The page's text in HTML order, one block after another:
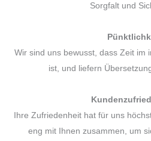
Sorgfalt und
Wir sind uns bewusst, dass Zeit im
ist, und liefern
Ihre Zufriedenheit hat für uns
eng mit Ihnen zusammen, um